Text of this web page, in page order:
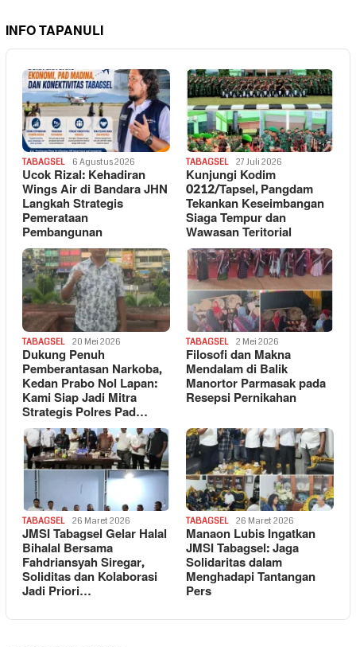
INFO TAPANULI
TABAGSEL 6 Agustus 2026
Ucok Rizal: Kehadiran
Wings Air di Bandara JHN
Langkah Strategis
Pemerataan
Pembangunan
TABAGSEL 27 Juli 2026
Kunjungi Kodim
0212/Tapsel, Pangdam
Tekankan Keseimbangan
Siaga Tempur dan
Wawasan Teritorial
TABAGSEL 20 Mei 2026
Dukung Penuh
Pemberantasan Narkoba,
Kedan Prabo Nol Lapan:
Kami Siap Jadi Mitra
Strategis Polres Pad…
TABAGSEL 2 Mei 2026
Filosofi dan Makna
Mendalam di Balik
Manortor Parmasak pada
Resepsi Pernikahan
TABAGSEL 26 Maret 2026
JMSI Tabagsel Gelar Halal
Bihalal Bersama
Fahdriansyah Siregar,
Soliditas dan Kolaborasi
Jadi Priori…
TABAGSEL 26 Maret 2026
Manaon Lubis Ingatkan
JMSI Tabagsel: Jaga
Solidaritas dalam
Menghadapi Tantangan
Pers